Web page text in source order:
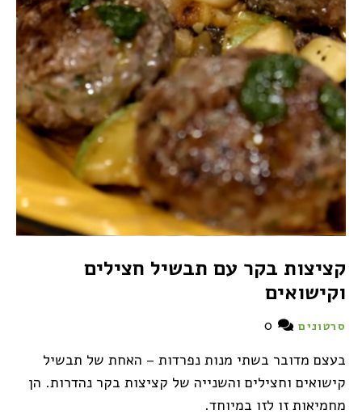
קציצות בקר עם תבשיל חצילים
וקישואים
סרטונים 0
בעצם מדובר בשתי מנות נפרדות – האחת של תבשיל
קישואים וחצילים והשנייה של קציצות בקר נהדרות. הן
מחמיאות זו לזו במיוחד.